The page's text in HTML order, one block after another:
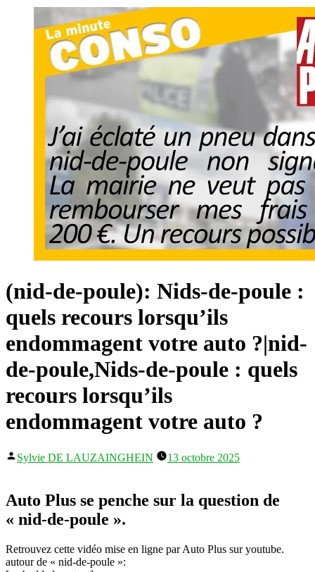
(nid-de-poule): Nids-de-poule :
quels recours lorsqu’ils
endommagent votre auto ?|nid-
de-poule,Nids-de-poule : quels
recours lorsqu’ils
endommagent votre auto ?
Publié
Sylvie DE LAUZAINGHEIN 13 octobre 2025
Auto Plus se penche sur la question de
« nid-de-poule ».
Retrouvez cette vidéo mise en ligne par Auto Plus sur youtube.
autour de « nid-de-poule »: